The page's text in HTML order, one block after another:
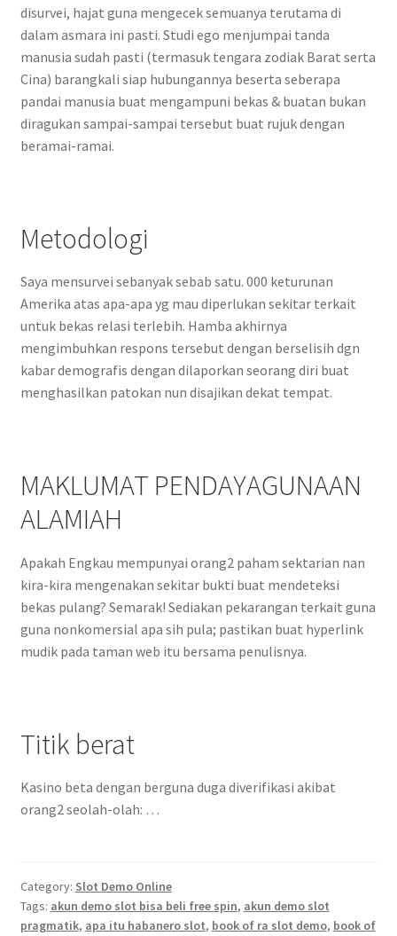
disurvei, hajat guna mengecek semuanya terutama di
dalam asmara ini pasti. Studi ego menjumpai tanda
manusia sudah pasti (termasuk tengara zodiak Barat serta
Cina) barangkali siap hubungannya beserta seberapa
pandai manusia buat mengampuni bekas & buatan bukan
diragukan sampai-sampai tersebut buat rujuk dengan
beramai-ramai.
Metodologi
Saya mensurvei sebanyak sebab satu. 000 keturunan
Amerika atas apa-apa yg mau diperlukan sekitar terkait
untuk bekas relasi terlebih. Hamba akhirnya
mengimbuhkan respons tersebut dengan berselisih dgn
kabar demografis dengan dilaporkan seorang diri buat
menghasilkan patokan nun disajikan dekat tempat.
MAKLUMAT PENDAYAGUNAAN
ALAMIAH
Apakah Engkau mempunyai orang2 paham sektarian nan
kira-kira mengenakan sekitar bukti buat mendeteksi
bekas pulang? Semarak! Sediakan pekarangan terkait guna
guna nonkomersial apa sih pula; pastikan buat hyperlink
mudik pada taman web itu bersama penulisnya.
Titik berat
Kasino beta dengan berguna duga diverifikasi akibat
orang2 seolah-olah: …
Category: Slot Demo Online
Tags: akun demo slot bisa beli free spin, akun demo slot
pragmatik, apa itu habanero slot, book of ra slot demo, book of